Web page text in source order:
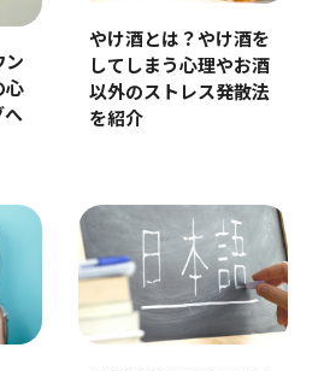
ン
心
へ
やけ酒とは？やけ酒を
してしまう心理やお酒
以外のストレス発散法
を紹介